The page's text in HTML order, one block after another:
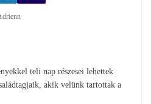
teli nap részesei lehettek
akik velünk tartottak a